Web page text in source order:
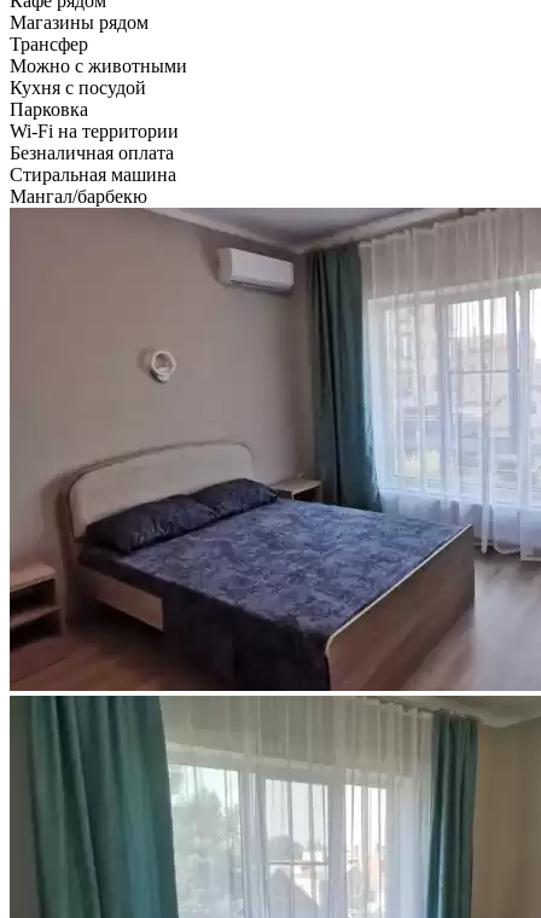
Магазины рядом
Трансфер
Можно с животными
Кухня с посудой
Парковка
Wi-Fi на территории
Безналичная оплата
Стиральная машина
Мангал/барбекю